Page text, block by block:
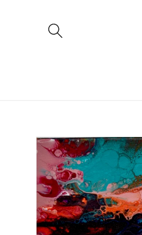
content
Ga direct naar
productinformatie